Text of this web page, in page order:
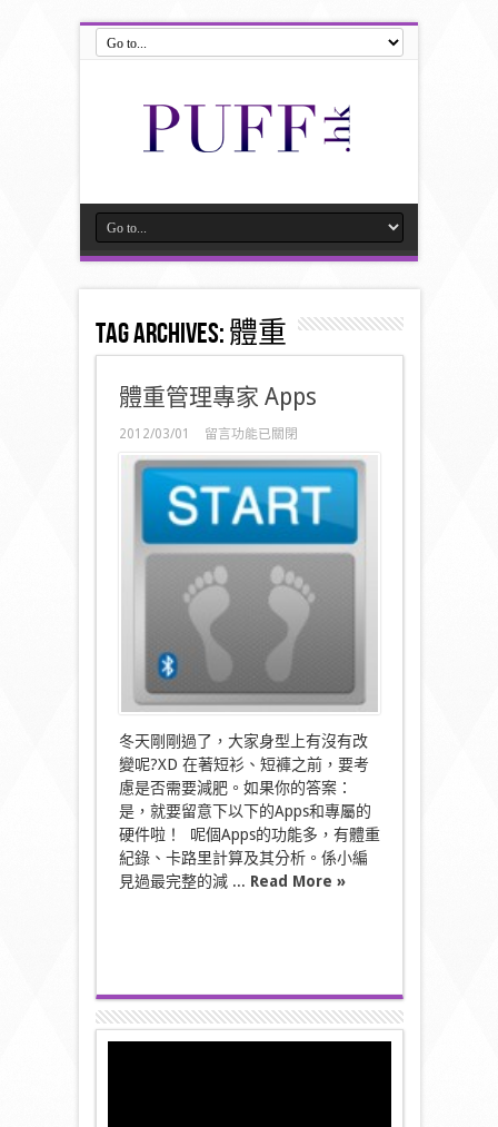
Tag Archives:體重
體重管理專家 Apps
2012/03/01
在
〈體
重
管
專
家
Apps〉
中
留言功能已關閉
冬天剛剛過了，大家身型上有沒有改
變呢?XD 在著短衫、短褲之前，要考
慮是否需要減肥。如果你的答案：
是，就要留意下以下的Apps和專屬的
硬件啦！ 呢個Apps的功能多，有體重
紀錄、卡路里計算及其分析。係小編
見過最完整的減 ... Read More »